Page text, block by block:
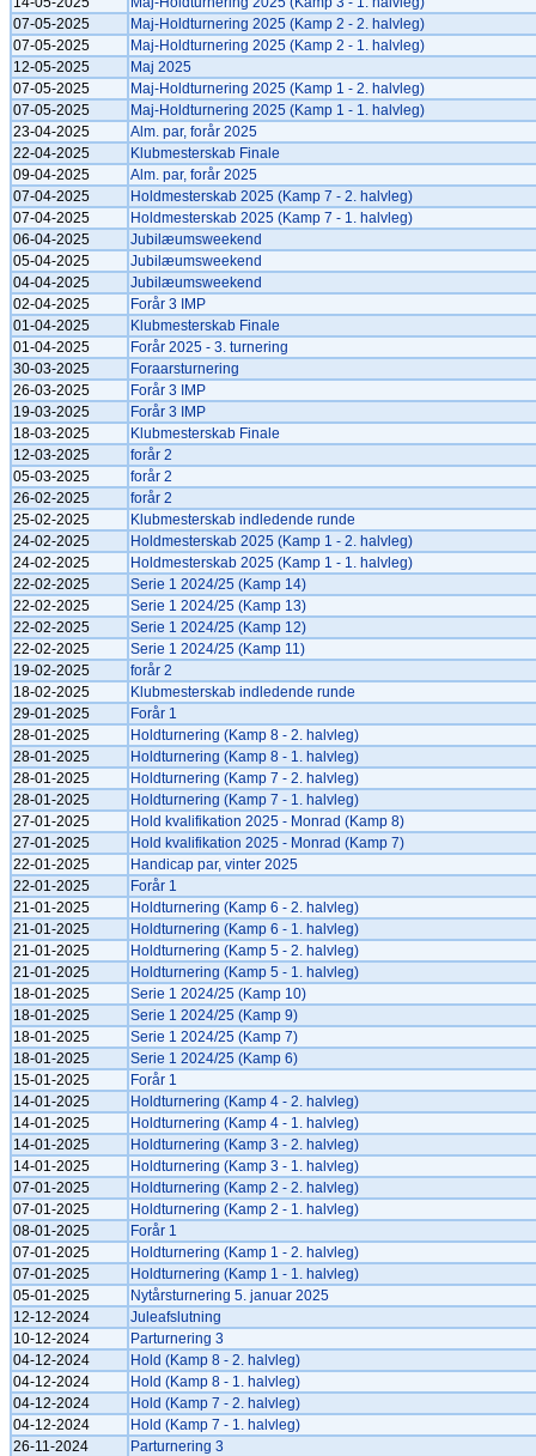
07-05-2025
Maj-Holdturnering 2025 (Kamp 2 - 2. halvleg)
07-05-2025
Maj-Holdturnering 2025 (Kamp 2 - 1. halvleg)
12-05-2025
Maj 2025
07-05-2025
Maj-Holdturnering 2025 (Kamp 1 - 2. halvleg)
07-05-2025
Maj-Holdturnering 2025 (Kamp 1 - 1. halvleg)
23-04-2025
Alm. par, forår 2025
22-04-2025
Klubmesterskab Finale
09-04-2025
Alm. par, forår 2025
07-04-2025
Holdmesterskab 2025 (Kamp 7 - 2. halvleg)
07-04-2025
Holdmesterskab 2025 (Kamp 7 - 1. halvleg)
06-04-2025
Jubilæumsweekend
05-04-2025
Jubilæumsweekend
04-04-2025
Jubilæumsweekend
02-04-2025
Forår 3 IMP
01-04-2025
Klubmesterskab Finale
01-04-2025
Forår 2025 - 3. turnering
30-03-2025
Foraarsturnering
26-03-2025
Forår 3 IMP
19-03-2025
Forår 3 IMP
18-03-2025
Klubmesterskab Finale
12-03-2025
forår 2
05-03-2025
forår 2
26-02-2025
forår 2
25-02-2025
Klubmesterskab indledende runde
24-02-2025
Holdmesterskab 2025 (Kamp 1 - 2. halvleg)
24-02-2025
Holdmesterskab 2025 (Kamp 1 - 1. halvleg)
22-02-2025
Serie 1 2024/25 (Kamp 14)
22-02-2025
Serie 1 2024/25 (Kamp 13)
22-02-2025
Serie 1 2024/25 (Kamp 12)
22-02-2025
Serie 1 2024/25 (Kamp 11)
19-02-2025
forår 2
18-02-2025
Klubmesterskab indledende runde
29-01-2025
Forår 1
28-01-2025
Holdturnering (Kamp 8 - 2. halvleg)
28-01-2025
Holdturnering (Kamp 8 - 1. halvleg)
28-01-2025
Holdturnering (Kamp 7 - 2. halvleg)
28-01-2025
Holdturnering (Kamp 7 - 1. halvleg)
27-01-2025
Hold kvalifikation 2025 - Monrad (Kamp 8)
27-01-2025
Hold kvalifikation 2025 - Monrad (Kamp 7)
22-01-2025
Handicap par, vinter 2025
22-01-2025
Forår 1
21-01-2025
Holdturnering (Kamp 6 - 2. halvleg)
21-01-2025
Holdturnering (Kamp 6 - 1. halvleg)
21-01-2025
Holdturnering (Kamp 5 - 2. halvleg)
21-01-2025
Holdturnering (Kamp 5 - 1. halvleg)
18-01-2025
Serie 1 2024/25 (Kamp 10)
18-01-2025
Serie 1 2024/25 (Kamp 9)
18-01-2025
Serie 1 2024/25 (Kamp 7)
18-01-2025
Serie 1 2024/25 (Kamp 6)
15-01-2025
Forår 1
14-01-2025
Holdturnering (Kamp 4 - 2. halvleg)
14-01-2025
Holdturnering (Kamp 4 - 1. halvleg)
14-01-2025
Holdturnering (Kamp 3 - 2. halvleg)
14-01-2025
Holdturnering (Kamp 3 - 1. halvleg)
07-01-2025
Holdturnering (Kamp 2 - 2. halvleg)
07-01-2025
Holdturnering (Kamp 2 - 1. halvleg)
08-01-2025
Forår 1
07-01-2025
Holdturnering (Kamp 1 - 2. halvleg)
07-01-2025
Holdturnering (Kamp 1 - 1. halvleg)
05-01-2025
Nytårsturnering 5. januar 2025
12-12-2024
Juleafslutning
10-12-2024
Parturnering 3
04-12-2024
Hold (Kamp 8 - 2. halvleg)
04-12-2024
Hold (Kamp 8 - 1. halvleg)
04-12-2024
Hold (Kamp 7 - 2. halvleg)
04-12-2024
Hold (Kamp 7 - 1. halvleg)
26-11-2024
Parturnering 3